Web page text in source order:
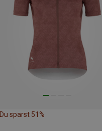
Du sparst 51%